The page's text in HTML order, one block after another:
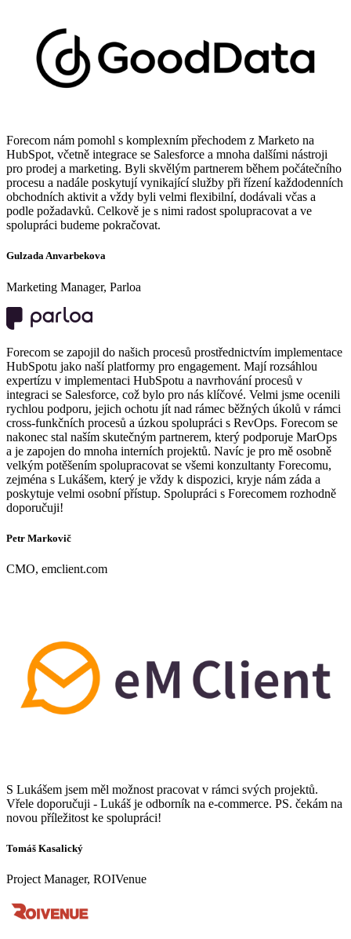
Forecom nám pomohl s komplexním přechodem z Marketo na
HubSpot, včetně integrace se Salesforce a mnoha dalšími nástroji
pro prodej a marketing. Byli skvělým partnerem během počátečního
procesu a nadále poskytují vynikající služby při řízení každodenních
obchodních aktivit a vždy byli velmi flexibilní, dodávali včas a
podle požadavků. Celkově je s nimi radost spolupracovat a ve
spolupráci budeme pokračovat.
Gulzada Anvarbekova
Marketing Manager, Parloa
Forecom se zapojil do našich procesů prostřednictvím implementace
HubSpotu jako naší platformy pro engagement. Mají rozsáhlou
expertízu v implementaci HubSpotu a navrhování procesů v
integraci se Salesforce, což bylo pro nás klíčové. Velmi jsme ocenili
rychlou podporu, jejich ochotu jít nad rámec běžných úkolů v rámci
cross-funkčních procesů a úzkou spolupráci s RevOps. Forecom se
nakonec stal naším skutečným partnerem, který podporuje MarOps
a je zapojen do mnoha interních projektů. Navíc je pro mě osobně
velkým potěšením spolupracovat se všemi konzultanty Forecomu,
zejména s Lukášem, který je vždy k dispozici, kryje nám záda a
poskytuje velmi osobní přístup. Spolupráci s Forecomem rozhodně
doporučuji!
Petr Markovič
CMO, emclient.com
S Lukášem jsem měl možnost pracovat v rámci svých projektů.
Vřele doporučuji - Lukáš je odborník na e-commerce. PS. čekám na
novou příležitost ke spolupráci!
Tomáš Kasalický
Project Manager, ROIVenue